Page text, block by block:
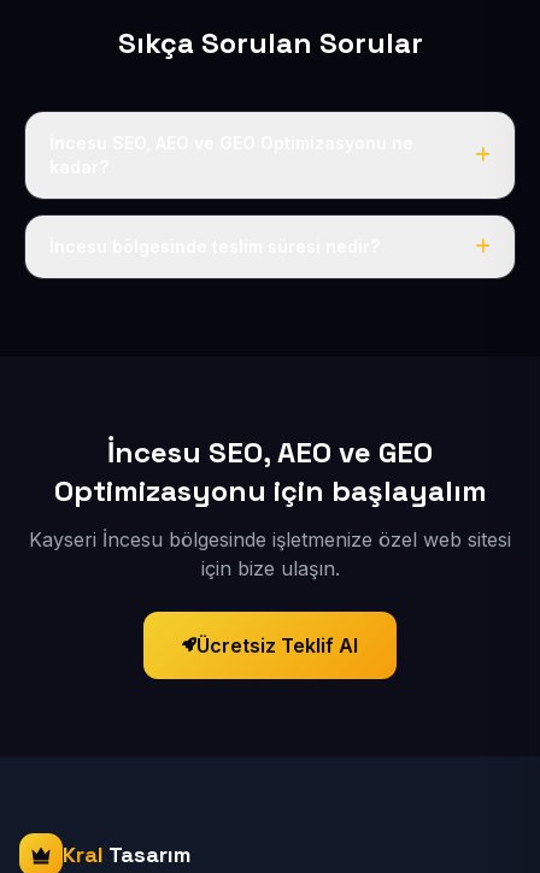
Sıkça Sorulan Sorular
Yıllık 50 USD + KDV tek fiyat; alan adı, hosting, SSL ve
İncesu SEO, AEO ve GEO
Optimizasyonu için başlayalım
Kayseri İncesu bölgesinde işletmenize özel web sitesi
için bize ulaşın.
Ücretsiz Teklif Al
Kral Tasarım